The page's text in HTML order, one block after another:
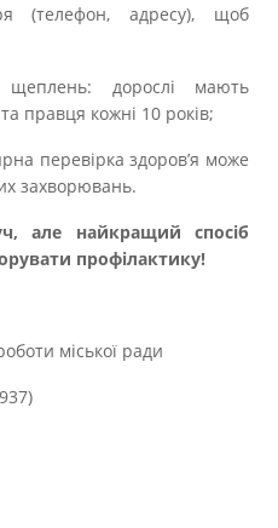
(телефон, адресу), щоб
щеплень: дорослі мають
правця кожні 10 років;
перевірка здоров’я може
захворювань.
але найкращий спосіб
профілактику!
міської ради